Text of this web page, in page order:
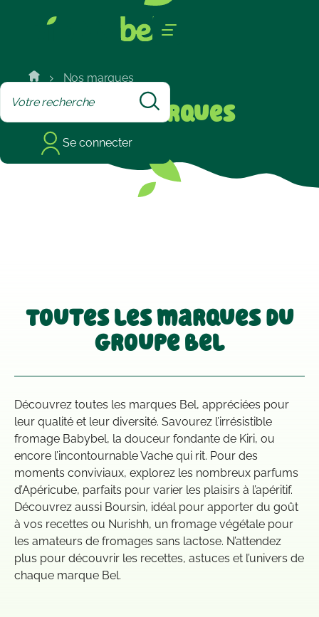
Se connecter
Nos marques
Nosmarques
Toutes les marques du
groupe bel
Découvrez toutes les marques Bel, appréciées pour
leur qualité et leur diversité. Savourez l’irrésistible
fromage Babybel, la douceur fondante de Kiri, ou
encore l’incontournable Vache qui rit. Pour des
moments conviviaux, explorez les nombreux parfums
d’Apéricube, parfaits pour varier les plaisirs à l’apéritif.
Découvrez aussi Boursin, idéal pour apporter du goût
à vos recettes ou Nurishh, un fromage végétale pour
les amateurs de fromages sans lactose. N’attendez
plus pour découvrir les recettes, astuces et l’univers de
chaque marque Bel.
Cookies management panel